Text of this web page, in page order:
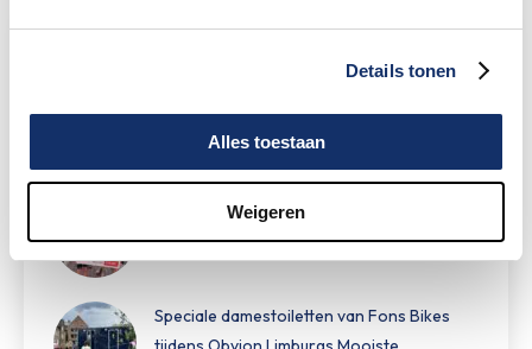
Details tonen
Alles toestaan
Weigeren
rit vast te leggen!
Maar liefst €88.049,- opgehaald voor het
KWF
Speciale damestoiletten van Fons Bikes